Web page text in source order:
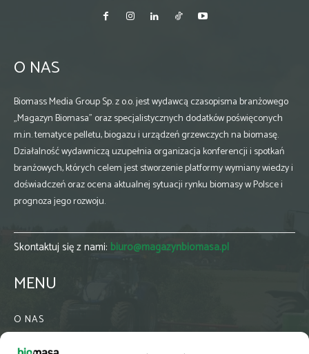
O NAS
Biomass Media Group Sp. z o.o. jest wydawcą czasopisma branżowego
„Magazyn Biomasa” oraz specjalistycznych dodatków poświęconych
m.in. tematyce pelletu, biogazu i urządzeń grzewczych na biomasę.
Działalność wydawniczą uzupełnia organizacja konferencji i spotkań
branżowych, których celem jest stworzenie platformy wymiany wiedzy i
doświadczeń oraz ocena aktualnej sytuacji rynku biomasy w Polsce i
prognoza jego rozwoju.
Skontaktuj się z nami: biuro@magazynbiomasa.pl
MENU
O NAS